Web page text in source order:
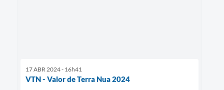
17 ABR 2024 - 16h41
VTN - Valor de Terra Nua 2024